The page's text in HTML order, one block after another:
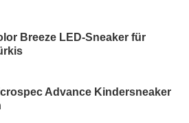
Breeze LED-Sneaker für
Advance Kindersneaker